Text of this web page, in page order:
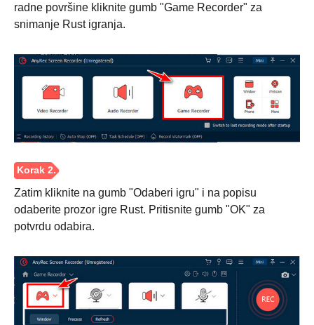
radne površine kliknite gumb "Game Recorder" za
snimanje Rust igranja.
Zatim kliknite na gumb "Odaberi igru" i na popisu
odaberite prozor igre Rust. Pritisnite gumb "OK" za
potvrdu odabira.